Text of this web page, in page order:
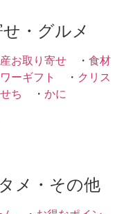
・グルメ
お取り寄せ ・ 食材
ーギフト ・ クリス
ち ・ かに
メ・その他